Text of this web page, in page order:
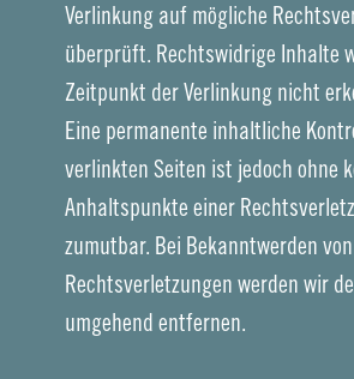
Verlinkung auf mögliche
überprüft. Rechtswidrige Inhalte
Zeitpunkt der Verlinkung nicht
Eine permanente inhaltliche
verlinkten Seiten ist jedoch ohne
Anhaltspunkte einer
zumutbar. Bei Bekanntwerden von
Rechtsverletzungen werden wir
umgehend entfernen.